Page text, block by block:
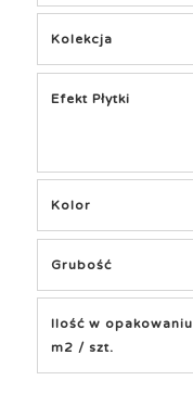
Kolekcja
Efekt Płytki
Kolor
Grubość
Ilość w opakowaniu
m2 / szt.